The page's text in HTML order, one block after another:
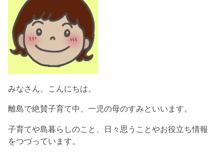
みなさん、こんにちは。
離島で絶賛子育て中、一児の母のすみといいます。
子育てや島暮らしのこと、日々思うことやお役立ち情報
をつづっています。